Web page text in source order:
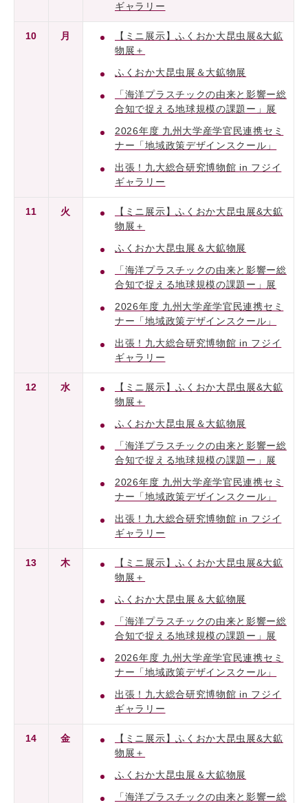
ギャラリー
10 月
【ミニ展示】ふくおか大昆虫展&大鉱
物展＋
ふくおか大昆虫展＆大鉱物展
「海洋プラスチックの由来と影響ー総
合知で捉える地球規模の課題ー」展
2026年度 九州大学産学官民連携セミ
ナー「地域政策デザインスクール」
出張！九大総合研究博物館 in フジイ
ギャラリー
11 火
【ミニ展示】ふくおか大昆虫展&大鉱
物展＋
ふくおか大昆虫展＆大鉱物展
「海洋プラスチックの由来と影響ー総
合知で捉える地球規模の課題ー」展
2026年度 九州大学産学官民連携セミ
ナー「地域政策デザインスクール」
出張！九大総合研究博物館 in フジイ
ギャラリー
12 水
【ミニ展示】ふくおか大昆虫展&大鉱
物展＋
ふくおか大昆虫展＆大鉱物展
「海洋プラスチックの由来と影響ー総
合知で捉える地球規模の課題ー」展
2026年度 九州大学産学官民連携セミ
ナー「地域政策デザインスクール」
出張！九大総合研究博物館 in フジイ
ギャラリー
13 木
【ミニ展示】ふくおか大昆虫展&大鉱
物展＋
ふくおか大昆虫展＆大鉱物展
「海洋プラスチックの由来と影響ー総
合知で捉える地球規模の課題ー」展
2026年度 九州大学産学官民連携セミ
ナー「地域政策デザインスクール」
出張！九大総合研究博物館 in フジイ
ギャラリー
14 金
【ミニ展示】ふくおか大昆虫展&大鉱
物展＋
ふくおか大昆虫展＆大鉱物展
「海洋プラスチックの由来と影響ー総